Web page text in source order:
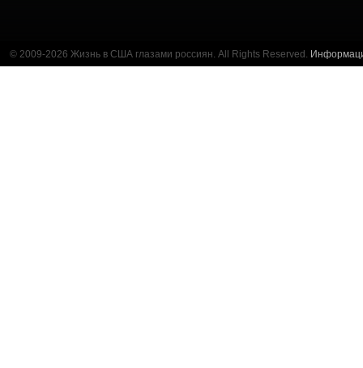
© 2009-2026 Жизнь в США глазами россиян. All Rights Reserved.